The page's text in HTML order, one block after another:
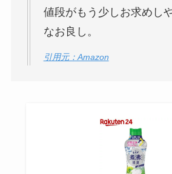
値段がもう少しお求めし
なお良し。
引用元：Amazon